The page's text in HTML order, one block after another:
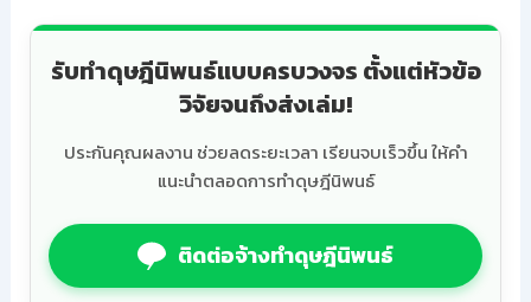
รับทำดุษฎีนิพนธ์แบบครบวงจร ตั้งแต่หัวข้อ
วิจัยจนถึงส่งเล่ม!
ประกันคุณผลงาน ช่วยลดระยะเวลา เรียนจบเร็วขึ้น ให้คำ
แนะนำตลอดการทำดุษฎีนิพนธ์
ติดต่อจ้างทำดุษฎีนิพนธ์